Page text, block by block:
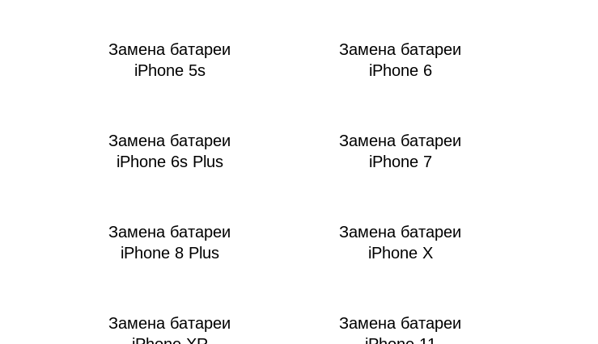
Замена батареи
iPhone 5s
Замена батареи
iPhone 6
Замена батареи
iPhone 6s Plus
Замена батареи
iPhone 7
Замена батареи
iPhone 8 Plus
Замена батареи
iPhone X
Замена батареи
Замена батареи